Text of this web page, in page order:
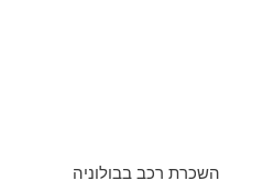
השכרת רכב בבולוניה